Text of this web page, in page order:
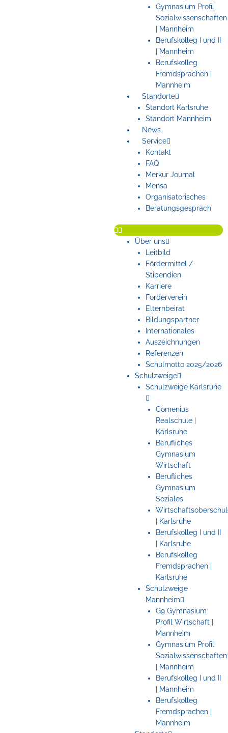
Gymnasium Profil
Sozialwissenschaften
| Mannheim
Berufskolleg I und II
| Mannheim
Berufskolleg
Fremdsprachen |
Mannheim
Standorte
Standort Karlsruhe
Standort Mannheim
News
Service
Kontakt
FAQ
Merkur Journal
Mensa
Organisatorisches
Beratungsgespräch
Über uns
Leitbild
Fördermittel /
Stipendien
Karriere
Förderverein
Elternbeirat
Bildungspartner
Internationales
Auszeichnungen
Referenzen
Schulmotto 2025/2026
Schulzweige
Schulzweige Karlsruhe
Comenius
Realschule |
Karlsruhe
Berufliches
Gymnasium
Wirtschaft
Berufliches
Gymnasium
Soziales
| Karlsruhe
Berufskolleg I und II
| Karlsruhe
Berufskolleg
Fremdsprachen |
Karlsruhe
Schulzweige
Mannheim
G9 Gymnasium
Profil Wirtschaft |
Mannheim
Gymnasium Profil
Sozialwissenschaften
| Mannheim
Berufskolleg I und II
| Mannheim
Berufskolleg
Fremdsprachen |
Mannheim